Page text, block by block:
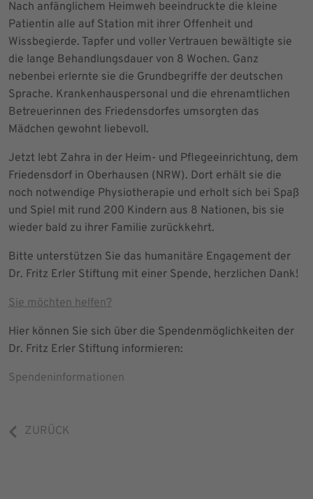
Nach anfänglichem Heimweh beeindruckte die kleine
Patientin alle auf Station mit ihrer Offenheit und
Wissbegierde. Tapfer und voller Vertrauen bewältigte sie
die lange Behandlungsdauer von 8 Wochen. Ganz
nebenbei erlernte sie die Grundbegriffe der deutschen
Sprache. Krankenhauspersonal und die ehrenamtlichen
Betreuerinnen des Friedensdorfes umsorgten das
Mädchen gewohnt liebevoll.
Jetzt lebt Zahra in der Heim- und Pflegeeinrichtung, dem
Friedensdorf in Oberhausen (NRW). Dort erhält sie die
noch notwendige Physiotherapie und erholt sich bei Spaß
und Spiel mit rund 200 Kindern aus 8 Nationen, bis sie
wieder bald zu ihrer Familie zurückkehrt.
Bitte unterstützen Sie das humanitäre Engagement der
Dr. Fritz Erler Stiftung mit einer Spende, herzlichen Dank!
Sie möchten helfen?
Hier können Sie sich über die Spendenmöglichkeiten der
Dr. Fritz Erler Stiftung informieren:
Spendeninformationen
ZURÜCK